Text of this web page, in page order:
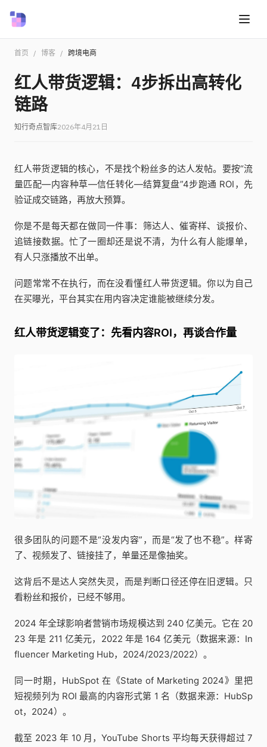
首页 / 博客 / 跨境电商
红人带货逻辑：4步拆出高转化
链路
知行奇点智库2026年4月21日
红人带货逻辑的核心，不是找个粉丝多的达人发帖。要按“流
量匹配—内容种草—信任转化—结算复盘”4步跑通 ROI，先
验证成交链路，再放大预算。
你是不是每天都在做同一件事：筛达人、催寄样、谈报价、
追链接数据。忙了一圈却还是说不清，为什么有人能爆单，
有人只涨播放不出单。
问题常常不在执行，而在没看懂红人带货逻辑。你以为自己
在买曝光，平台其实在用内容决定谁能被继续分发。
红人带货逻辑变了：先看内容ROI，再谈合作量
很多团队的问题不是“没发内容”，而是“发了也不稳”。样寄
了、视频发了、链接挂了，单量还是像抽奖。
这背后不是达人突然失灵，而是判断口径还停在旧逻辑。只
看粉丝和报价，已经不够用。
2024 年全球影响者营销市场规模达到 240 亿美元。它在 20
23 年是 211 亿美元，2022 年是 164 亿美元（数据来源：In
fluencer Marketing Hub，2024/2023/2022）。
同一时期，HubSpot 在《State of Marketing 2024》里把
短视频列为 ROI 最高的内容形式第 1 名（数据来源：HubSp
ot，2024）。
截至 2023 年 10 月，YouTube Shorts 平均每天获得超过 7